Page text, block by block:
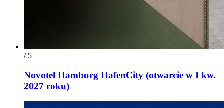
/ 5
Novotel Hamburg HafenCity (otwarcie w I kw.
2027 roku)